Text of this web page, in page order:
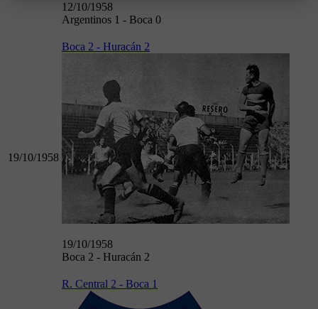
12/10/1958
Argentinos 1 - Boca 0
19/10/1958
Boca 2 - Huracán 2
19/10/1958
Boca 2 - Huracán 2
R. Central 2 - Boca 1